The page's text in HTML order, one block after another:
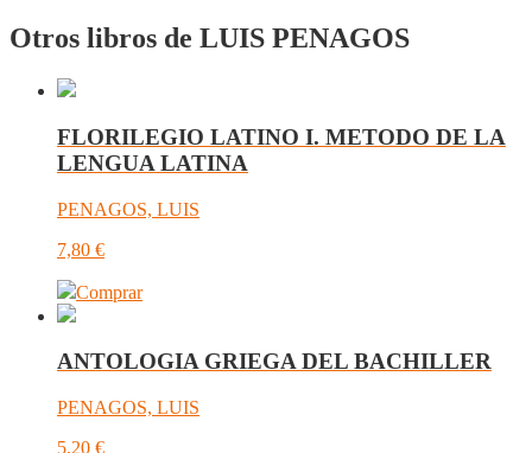
Otros libros de LUIS PENAGOS
FLORILEGIO LATINO I. METODO DE LA
LENGUA LATINA
PENAGOS, LUIS
7,80 €
Comprar
ANTOLOGIA GRIEGA DEL BACHILLER
PENAGOS, LUIS
5,20 €